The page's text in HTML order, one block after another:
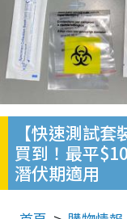
【快速測試
買到！最平
潛伏期適用